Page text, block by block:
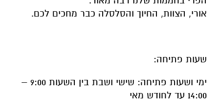
אורי, הצוות, החיוך והסלסלה כבר מחכים לכם.
שעות פתיחה:
ימי ושעות פתיחה: שישי ושבת בין השעות 9:00 –
14:00 עד לחודש מאי